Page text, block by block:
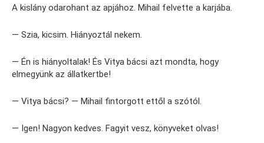
A kislány odarohant az apjához. Mihail felvette a karjába.
— Szia, kicsim. Hiányoztál nekem.
— Én is hiányoltalak! És Vitya bácsi azt mondta, hogy
elmegyünk az állatkertbe!
— Vitya bácsi? — Mihail fintorgott ettől a szótól.
— Igen! Nagyon kedves. Fagyit vesz, könyveket olvas!